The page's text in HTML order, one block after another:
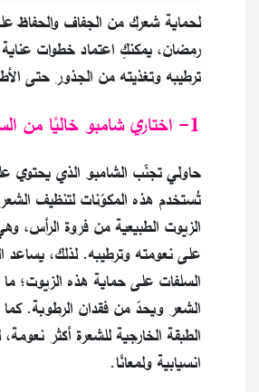
لحماية شعرك من الجفاف والحفاظ
رمضان، يمكنكِ اعتماد خطوات
ترطيبه وتغذيته من الجذور حتى
1- اختاري شامبو خاليًا من السلفات
حاولي تجنّب الشامبو الذي يحتوي
تُستخدم هذه المكوّنات لتنظيف
الزيوت الطبيعية من فروة الرأس،
على نعومته وترطيبه. لذلك، يساعد
السلفات على حماية هذه الزيوت؛
الشعر ويحدّ من فقدان الرطوبة.
الطبقة الخارجية للشعرة أكثر
انسيابية ولمعانًا.